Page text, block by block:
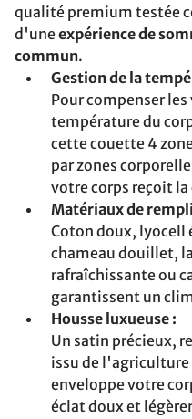
qualité premium testée
d'uneexpérience de
commun.
Gestion de la
Pour compenser
température du
cette couette 4
par zones
votre corps reçoit
Matériaux de
Coton doux,
chameau douillet,
rafraîchissante ou
garantissent un
Housse luxueuse :
Un satin précieux,
issu de
enveloppe votre
éclat doux et